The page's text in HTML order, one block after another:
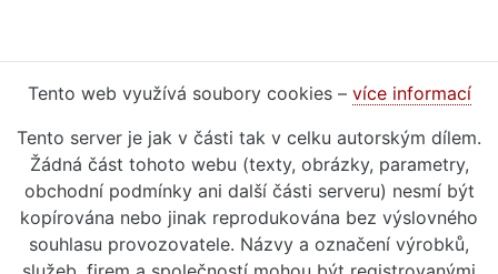
Tento web využívá soubory cookies – více informací
Tento server je jak v části tak v celku autorským dílem.
Žádná část tohoto webu (texty, obrázky, parametry,
obchodní podmínky ani další části serveru) nesmí být
kopírována nebo jinak reprodukována bez výslovného
souhlasu provozovatele. Názvy a označení výrobků,